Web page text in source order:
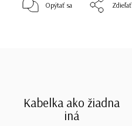
Opýtať sa Zdieľať
Kabelka ako žiadna
iná